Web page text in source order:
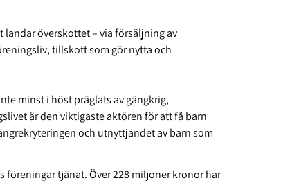
överskottet – via försäljning av
tillskott som görnytta och
minst i höst präglats av gängkrig,
är den viktigaste aktören för att få barn
och utnyttjandet av barn som
föreningar tjänat. Över 228miljonerkronor har